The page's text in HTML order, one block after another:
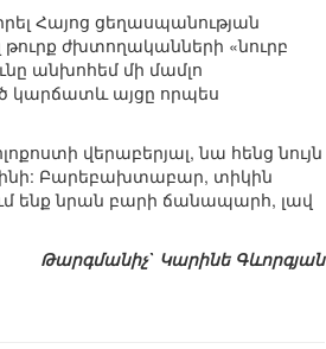
Հայոց ցեղասպանության
թուրք ժխտողականների «նուրբ
անխոհեմ մի մամլո
կարճատև այցը որպես
վերաբերյալ, նա հենց նույն
Բարեբախտաբար, տիկին
ենք նրան բարի ճանապարհ, լավ
Թարգմանիչ` Կարինե Գևորգյան